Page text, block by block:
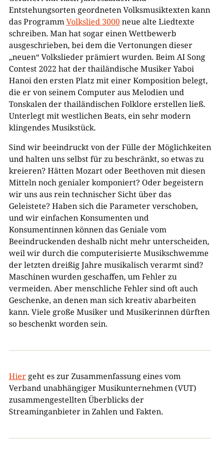
Entstehungsorten geordneten Volksmusiktexten kann
das ProgrammVolkslied 3000neue alte Liedtexte
schreiben. Man hat sogar einen Wettbewerb
ausgeschrieben, bei dem die Vertonungen dieser
„neuen“ Volkslieder prämiert wurden. Beim AI Song
Contest 2022 hat der thailändische Musiker Yaboi
Hanoi den ersten Platz mit einer Komposition belegt,
die er von seinem Computer aus Melodien und
Tonskalen der thailändischen Folklore erstellen ließ.
Unterlegt mit westlichen Beats, ein sehr modern
klingendes Musikstück.
Sind wir beeindruckt von der Fülle der Möglichkeiten
und halten uns selbst für zu beschränkt, so etwas zu
kreieren? Hätten Mozart oder Beethoven mit diesen
Mitteln noch genialer komponiert? Oder begeistern
wir uns aus rein technischer Sicht über das
Geleistete? Haben sich die Parameter verschoben,
und wir einfachen Konsumenten und
Konsumentinnen können das Geniale vom
Beeindruckenden deshalb nicht mehr unterscheiden,
weil wir durch die computerisierte Musikschwemme
der letzten dreißig Jahre musikalisch verarmt sind?
Maschinen wurden geschaffen, um Fehler zu
vermeiden. Aber menschliche Fehler sind oft auch
Geschenke, an denen man sich kreativ abarbeiten
kann. Viele große Musiker und Musikerinnen dürften
so beschenkt worden sein.
Hiergeht es zur Zusammenfassung eines vom
Verband unabhängiger Musikunternehmen (VUT)
zusammengestellten Überblicks der
Streaminganbieter in Zahlen und Fakten.